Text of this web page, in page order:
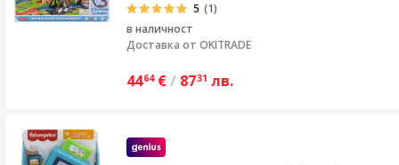
5 (1)
в наличност
Доставка от OKITRADE
4464 €/ 8731 лв.